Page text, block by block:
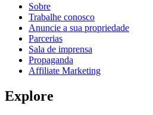
Sobre
Trabalhe conosco
Anuncie a sua propriedade
Parcerias
Sala de imprensa
Propaganda
Affiliate Marketing
Explore